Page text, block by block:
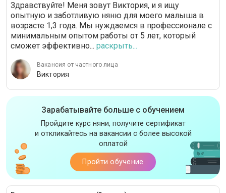
Здравствуйте! Меня зовут Виктория, и я ищу
опытную и заботливую няню для моего малыша в
возрасте 1,3 года. Мы нуждаемся в профессионале с
минимальным опытом работы от 5 лет, который
сможет эффективно... раскрыть...
Вакансия от частного лица
Виктория
Зарабатывайте больше с обучением
Пройдите курс няни, получите сертификат
и откликайтесь на вакансии с более высокой
оплатой
Пройти обучение